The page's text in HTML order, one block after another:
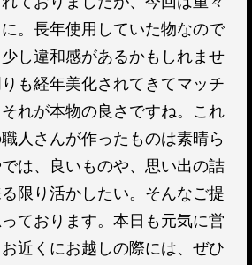
。長年使用していた物なので
し違和感があるかもしれませ
も経年美化されてきてマッチ
れが本物の良さですね。これ
人さんが作ったものは素晴ら
は、良いものや、思い出の詰
限り活かしたい。そんなご提
ております。本日も元気に営
近くにお越しの際には、ぜひ